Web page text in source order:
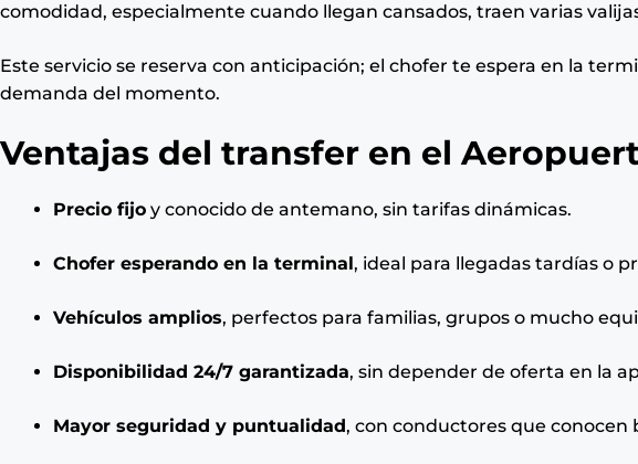
comodidad, especialmente cuando llegan cansados, traen varias
Este servicio se reserva con anticipación; el chofer te espera en la
demanda del momento.
Ventajas del transfer en el
Precio fijo y conocido de antemano, sin tarifas dinámicas.
Chofer esperando en la terminal, ideal para llegadas tardías o
Vehículos amplios, perfectos para familias, grupos o mucho
Disponibilidad 24/7 garantizada, sin depender de oferta en la
Mayor seguridad y puntualidad, con conductores que conocen